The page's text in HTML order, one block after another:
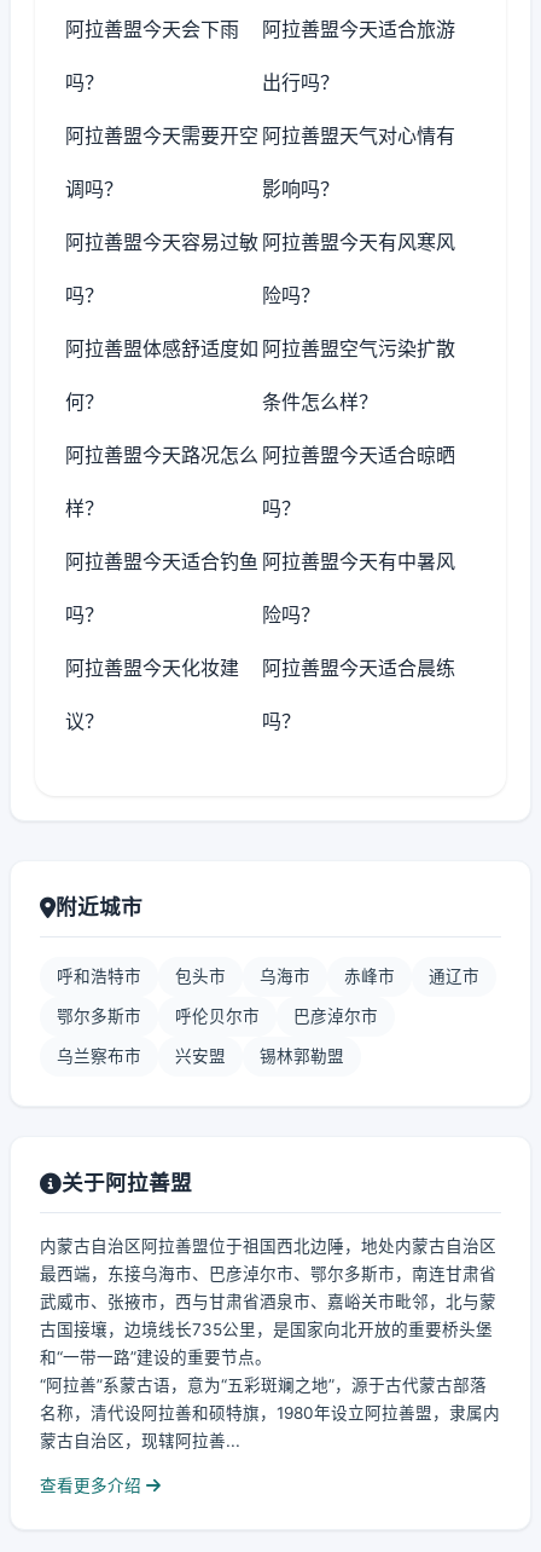
阿拉善盟今天会下雨
吗？
阿拉善盟今天适合旅游
出行吗？
阿拉善盟今天需要开空
调吗？
阿拉善盟天气对心情有
影响吗？
阿拉善盟今天容易过敏
吗？
阿拉善盟今天有风寒风
险吗？
阿拉善盟体感舒适度如
何？
阿拉善盟空气污染扩散
条件怎么样？
阿拉善盟今天路况怎么
样？
阿拉善盟今天适合晾晒
吗？
阿拉善盟今天适合钓鱼
吗？
阿拉善盟今天有中暑风
险吗？
阿拉善盟今天化妆建
议？
阿拉善盟今天适合晨练
吗？
附近城市
呼和浩特市 包头市 乌海市 赤峰市 通辽市
鄂尔多斯市 呼伦贝尔市 巴彦淖尔市
乌兰察布市 兴安盟 锡林郭勒盟
关于阿拉善盟
内蒙古自治区阿拉善盟位于祖国西北边陲，地处内蒙古自治区
最西端，东接乌海市、巴彦淖尔市、鄂尔多斯市，南连甘肃省
武威市、张掖市，西与甘肃省酒泉市、嘉峪关市毗邻，北与蒙
古国接壤，边境线长735公里，是国家向北开放的重要桥头堡
和“一带一路”建设的重要节点。
“阿拉善”系蒙古语，意为“五彩斑斓之地”，源于古代蒙古部落
名称，清代设阿拉善和硕特旗，1980年设立阿拉善盟，隶属内
蒙古自治区，现辖阿拉善...
查看更多介绍